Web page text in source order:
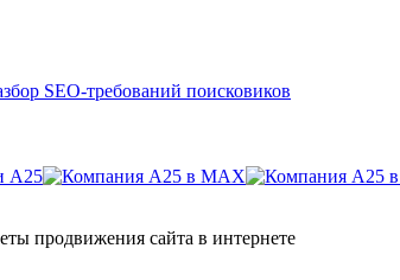
SEO-требований поисковиков
продвижения сайта в интернете